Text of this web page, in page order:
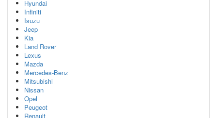
Hyundai
Infiniti
Isuzu
Jeep
Kia
Land Rover
Lexus
Mazda
Mercedes-Benz
Mitsubishi
Nissan
Opel
Peugeot
Renault